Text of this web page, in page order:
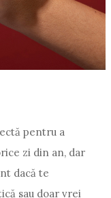
pentru a
zi din an, dar
dacă te
sau doar vrei